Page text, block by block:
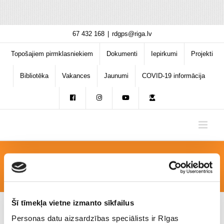
Šī tīmekļa vietne izmanto sīkfailus
Personas datu aizsardzības speciālists ir Rīgas
content
67 432 168 rdgps@riga.lv
Topošajiem pirmklasniekiem Dokumenti Iepirkumi Projekti
Bibliotēka Vakances Jaunumi COVID-19 informācija
47963D31-4965-4473-B5E0-B7AA6E784309